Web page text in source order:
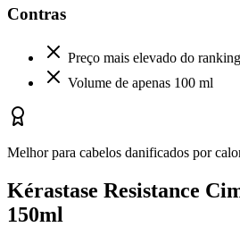
Contras
Preço mais elevado do ranking
Volume de apenas 100 ml
Melhor para cabelos danificados por
Kérastase Resistance
150ml